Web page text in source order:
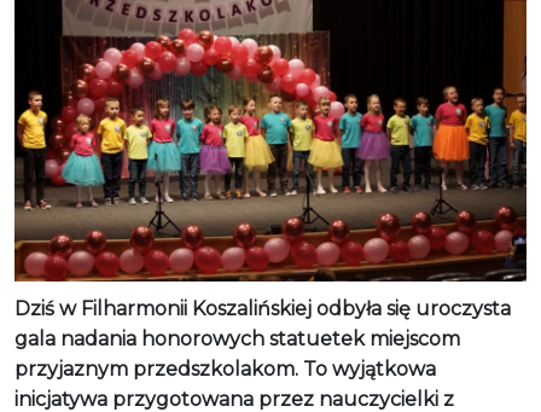
Dziś w Filharmonii Koszalińskiej odbyła się uroczysta
gala nadania honorowych statuetek miejscom
przyjaznym przedszkolakom. To wyjątkowa
inicjatywa przygotowana przez nauczycielki z